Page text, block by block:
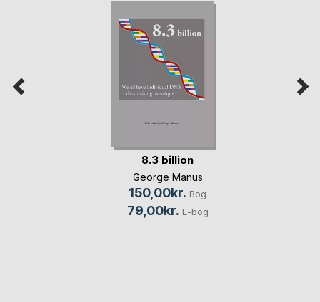
8.3 billion
George Manus
150,00kr. Bog
79,00kr. E-bog